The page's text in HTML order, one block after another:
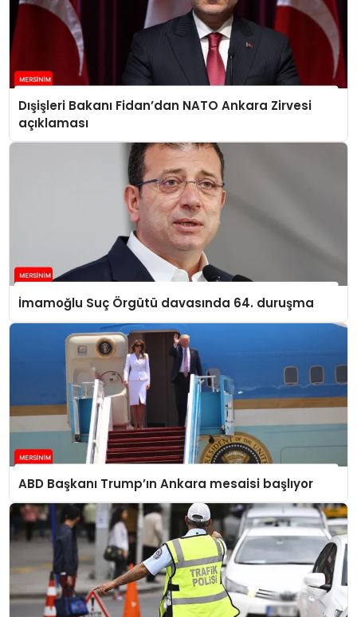
Dışişleri Bakanı Fidan’dan NATO Ankara Zirvesi
açıklaması
İmamoğlu Suç Örgütü davasında 64. duruşma
ABD Başkanı Trump’ın Ankara mesaisi başlıyor